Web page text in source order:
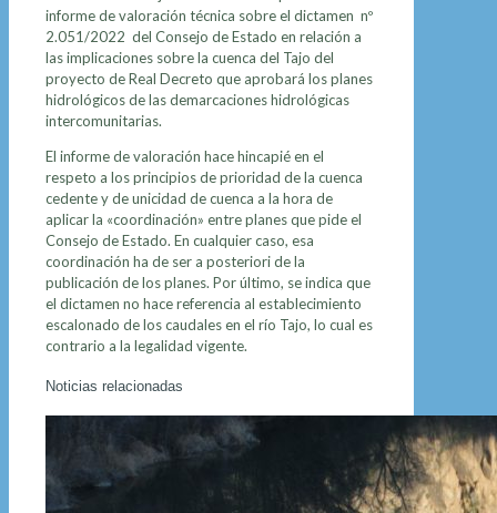
informe de valoración técnica sobre el dictamen nº
2.051/2022 del Consejo de Estado en relación a
las implicaciones sobre la cuenca del Tajo del
proyecto de Real Decreto que aprobará los planes
hidrológicos de las demarcaciones hidrológicas
intercomunitarias.
El informe de valoración hace hincapié en el
respeto a los principios de prioridad de la cuenca
cedente y de unicidad de cuenca a la hora de
aplicar la «coordinación» entre planes que pide el
Consejo de Estado. En cualquier caso, esa
coordinación ha de ser a posteriori de la
publicación de los planes. Por último, se indica que
el dictamen no hace referencia al establecimiento
escalonado de los caudales en el río Tajo, lo cual es
contrario a la legalidad vigente.
Noticias relacionadas